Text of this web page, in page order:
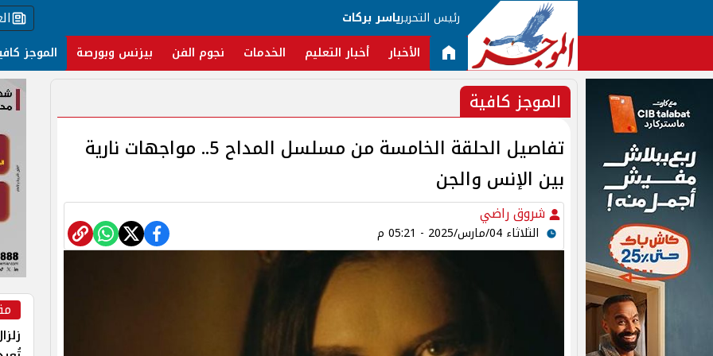
رئيس التحريرياسر بركات
الأخبار أخبار التعليم الخدمات نجوم الفن بيزنس وبورصة الموجز
الموجز كافية
تفاصيل الحلقة الخامسة من مسلسل المداح 5.. مواجهات نارية
بين الإنس والجن
شروق راضي
الثلاثاء 04/مارس/2025 - 05:21 م